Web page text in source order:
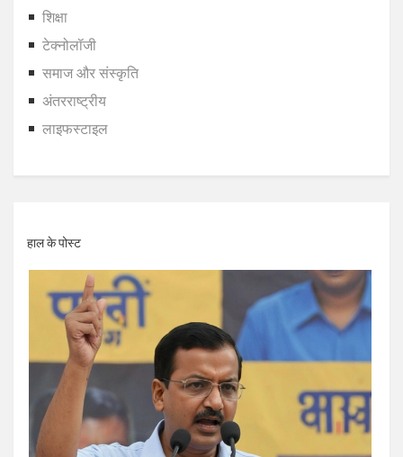
शिक्षा
टेक्नोलॉजी
समाज और संस्कृति
अंतरराष्ट्रीय
लाइफस्टाइल
हाल के पोस्ट